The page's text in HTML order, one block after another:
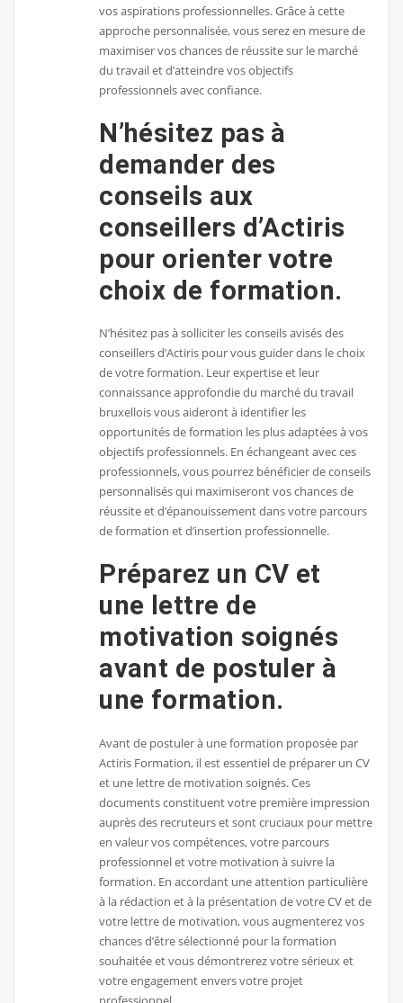
vos aspirations professionnelles. Grâce à cette
approche personnalisée, vous serez en mesure de
maximiser vos chances de réussite sur le marché
du travail et d’atteindre vos objectifs
professionnels avec confiance.
N’hésitez pas à
demander des
conseils aux
conseillers d’Actiris
pour orienter votre
choix de formation.
N’hésitez pas à solliciter les conseils avisés des
conseillers d’Actiris pour vous guider dans le choix
de votre formation. Leur expertise et leur
connaissance approfondie du marché du travail
bruxellois vous aideront à identifier les
opportunités de formation les plus adaptées à vos
objectifs professionnels. En échangeant avec ces
professionnels, vous pourrez bénéficier de conseils
personnalisés qui maximiseront vos chances de
réussite et d’épanouissement dans votre parcours
de formation et d’insertion professionnelle.
Préparez un CV et
une lettre de
motivation soignés
avant de postuler à
une formation.
Avant de postuler à une formation proposée par
Actiris Formation, il est essentiel de préparer un CV
et une lettre de motivation soignés. Ces
documents constituent votre première impression
auprès des recruteurs et sont cruciaux pour mettre
en valeur vos compétences, votre parcours
professionnel et votre motivation à suivre la
formation. En accordant une attention particulière
à la rédaction et à la présentation de votre CV et de
votre lettre de motivation, vous augmenterez vos
chances d’être sélectionné pour la formation
souhaitée et vous démontrerez votre sérieux et
votre engagement envers votre projet